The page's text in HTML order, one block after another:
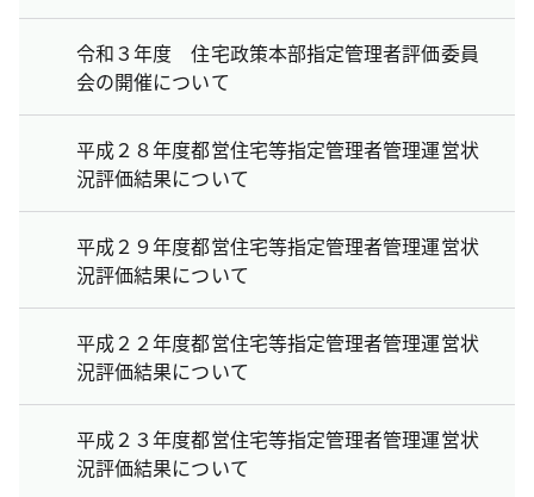
令和３年度 住宅政策本部指定管理者評価委員
会の開催について
平成２８年度都営住宅等指定管理者管理運営状
況評価結果について
平成２９年度都営住宅等指定管理者管理運営状
況評価結果について
平成２２年度都営住宅等指定管理者管理運営状
況評価結果について
平成２３年度都営住宅等指定管理者管理運営状
況評価結果について